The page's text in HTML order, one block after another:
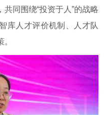
同围绕“投资于人”的战略
库人才评价机制、人才队